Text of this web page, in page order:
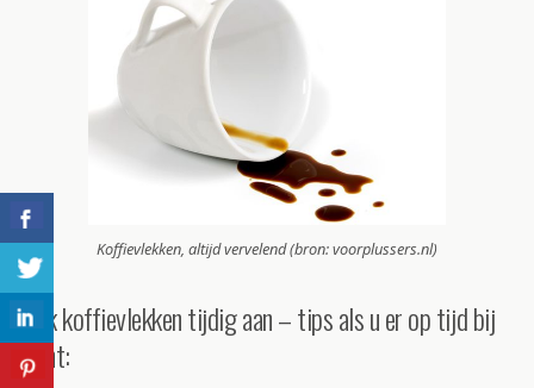
Koffievlekken, altijd vervelend (bron: voorplussers.nl)
Pak koffievlekken tijdig aan – tips als u er op tijd bij
bent: